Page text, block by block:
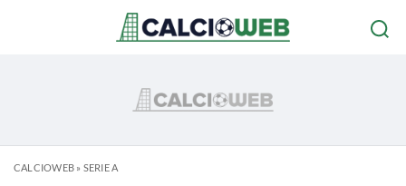
CALCIOWEB» SERIE A